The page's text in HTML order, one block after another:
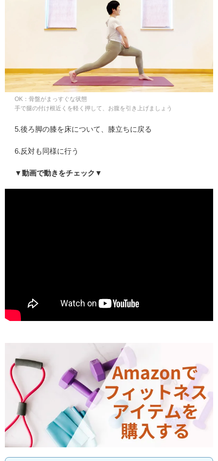
OK：骨盤がまっすぐな状態
手で腿の付け根近くを軽く押して、お腹を引き上げましょう
5.後ろ脚の膝を床について、膝立ちに戻る
6.反対も同様に行う
▼動画で動きをチェック▼